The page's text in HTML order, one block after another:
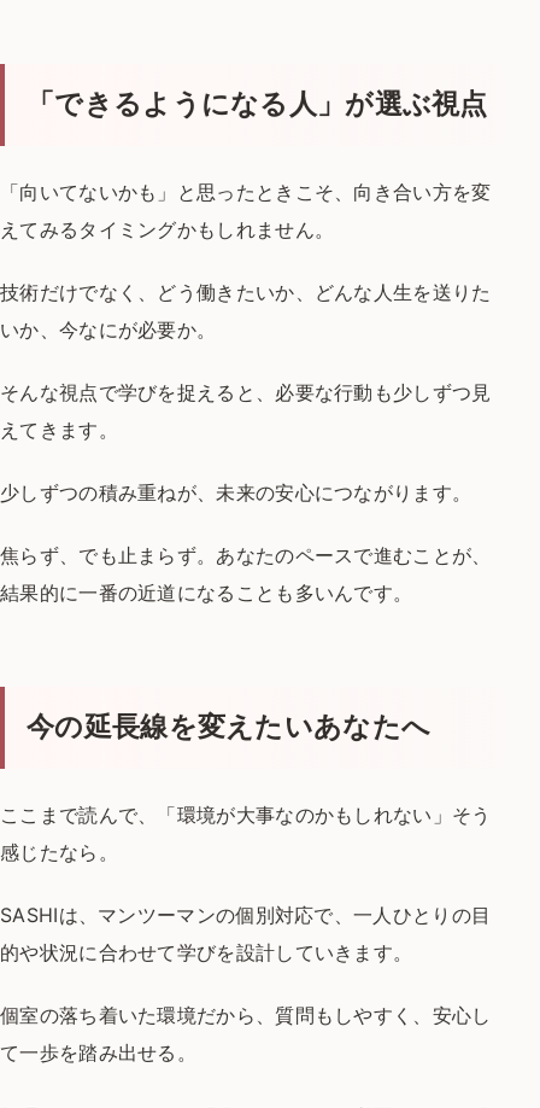
「できるようになる人」が選ぶ視点
「向いてないかも」と思ったときこそ、 向き合い方を変
えてみるタイミングかもしれません。
技術だけでなく、どう働きたいか、
どんな人生を送りた
いか、今なにが必要か。
そんな視点で学びを捉えると、 必要な行動も少しずつ見
えてきます。
少しずつの積み重ねが、 未来の安心につながります。
焦らず、でも止まらず。 あなたのペースで進むことが、
結果的に一番の近道になることも 多いんです。
今の延長線を変えたいあなたへ
ここまで読んで、 「環境が大事なのかもしれない」 そう
感じたなら。
SASHIは、マンツーマンの個別対応で、一人ひとりの目
的や状況に合わせて学びを設計していきます。
個室の落ち着いた環境だから、 質問もしやすく、 安心し
て一歩を踏み出せる。